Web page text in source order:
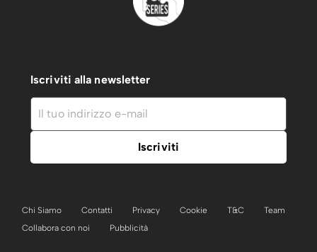
Iscriviti alla newsletter
Chi Siamo Contatti Privacy Cookie T&C
Team
Collabora con noi
Pubblicità